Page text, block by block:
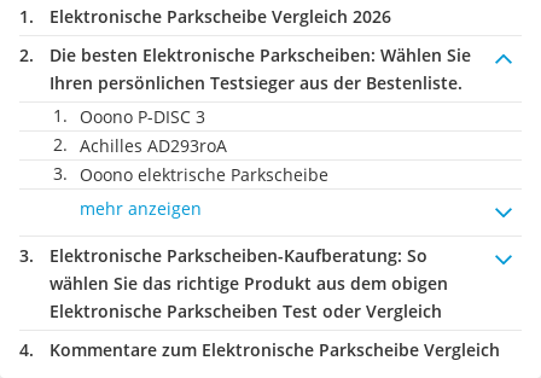
Elektronische Parkscheibe Vergleich 2026
Die besten Elektronische Parkscheiben: Wählen Sie
Ihren persönlichen Testsieger aus der Bestenliste.
Ooono P-DISC 3
Achilles AD293roA
Ooono elektrische Parkscheibe
mehr anzeigen
Elektronische Parkscheiben-Kaufberatung: So
wählen Sie das richtige Produkt aus dem obigen
Elektronische Parkscheiben Test oder Vergleich
Kommentare zum Elektronische Parkscheibe Vergleich